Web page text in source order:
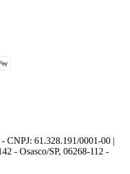
61.328.191/0001-00 |
- Osasco/SP, 06268-112 -